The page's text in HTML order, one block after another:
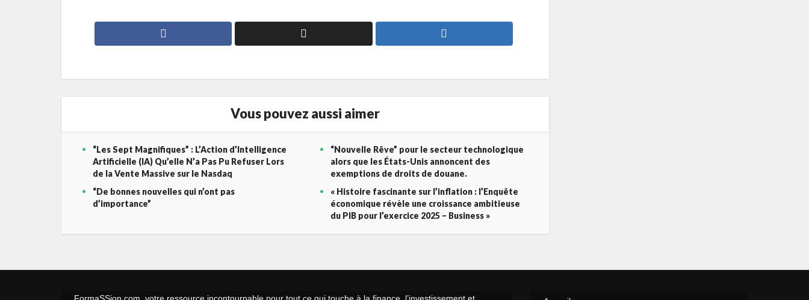
Vous pouvez aussi aimer
“Les Sept Magnifiques” : L’Action d’Intelligence
Artificielle (IA) Qu’elle N’a Pas Pu Refuser Lors
de la Vente Massive sur le Nasdaq
“Nouvelle Rêve” pour le secteur technologique
alors que les États-Unis annoncent des
exemptions de droits de douane.
“De bonnes nouvelles qui n’ont pas
d’importance”
« Histoire fascinante sur l’inflation : l’Enquête
économique révèle une croissance ambitieuse
du PIB pour l’exercice 2025 – Business »